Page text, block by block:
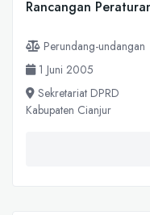
Rancangan
Perundang-undangan
1 Juni 2005
Sekretariat DPRD
Kabupaten Cianjur